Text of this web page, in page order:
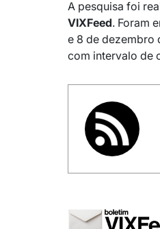
A pesquisa foi
VIXFeed. Foram
e 8 de dezembro
com intervalo de